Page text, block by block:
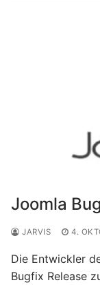
Joomla
JARVIS 4.
Die Entwickler
Bugfix Release